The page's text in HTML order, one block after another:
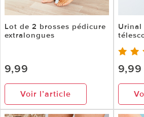
Lot de 2 brosses pédicure
extralongues
9,99
Voir l’article
Urinal
9,99